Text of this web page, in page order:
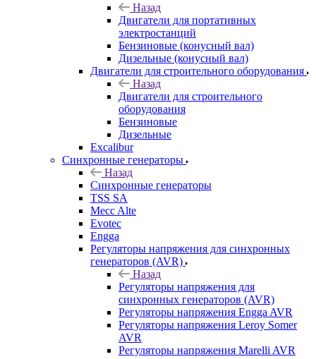
Назад
Двигатели для портативных
электростанций
Бензиновые (конусный вал)
Дизельные (конусный вал)
Двигатели для строительного оборудования
Назад
Двигатели для строительного
оборудования
Бензиновые
Дизельные
Excalibur
Синхронные генераторы
Назад
Синхронные генераторы
TSS SA
Mecc Alte
Evotec
Engga
Регуляторы напряжения для синхронных
генераторов (AVR)
Назад
Регуляторы напряжения для
синхронных генераторов (AVR)
Регуляторы напряжения Engga AVR
Регуляторы напряжения Leroy Somer
AVR
Регуляторы напряжения Marelli AVR